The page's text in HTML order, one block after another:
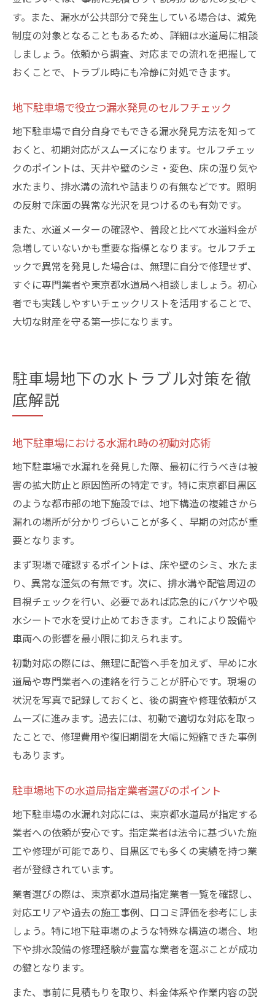
す。また、漏水が公共部分で発生している場合は、減免
制度の対象となることもあるため、詳細は水道局に相談
しましょう。依頼から調査、対応までの流れを把握して
おくことで、トラブル時にも冷静に対処できます。
地下駐車場で役立つ漏水発見のセルフチェック
地下駐車場で自分自身でもできる漏水発見方法を知って
おくと、初期対応がスムーズになります。セルフチェッ
クのポイントは、天井や壁のシミ・変色、床の湿り気や
水たまり、排水溝の流れや詰まりの有無などです。照明
の反射で床面の異常な光沢を見つけるのも有効です。
また、水道メーターの確認や、普段と比べて水道料金が
急増していないかも重要な指標となります。セルフチェ
ックで異常を発見した場合は、無理に自分で修理せず、
すぐに専門業者や東京都水道局へ相談しましょう。初心
者でも実践しやすいチェックリストを活用することで、
大切な財産を守る第一歩になります。
駐車場地下の水トラブル対策を徹
底解説
地下駐車場における水漏れ時の初動対応術
地下駐車場で水漏れを発見した際、最初に行うべきは被
害の拡大防止と原因箇所の特定です。特に東京都目黒区
のような都市部の地下施設では、地下構造の複雑さから
漏れの場所が分かりづらいことが多く、早期の対応が重
要となります。
まず現場で確認するポイントは、床や壁のシミ、水たま
り、異常な湿気の有無です。次に、排水溝や配管周辺の
目視チェックを行い、必要であれば応急的にバケツや吸
水シートで水を受け止めておきます。これにより設備や
車両への影響を最小限に抑えられます。
初動対応の際には、無理に配管へ手を加えず、早めに水
道局や専門業者への連絡を行うことが肝心です。現場の
状況を写真で記録しておくと、後の調査や修理依頼がス
ムーズに進みます。過去には、初動で適切な対応を取っ
たことで、修理費用や復旧期間を大幅に短縮できた事例
もあります。
駐車場地下の水道局指定業者選びのポイント
地下駐車場の水漏れ対応には、東京都水道局が指定する
業者への依頼が安心です。指定業者は法令に基づいた施
工や修理が可能であり、目黒区でも多くの実績を持つ業
者が登録されています。
業者選びの際は、東京都水道局指定業者一覧を確認し、
対応エリアや過去の施工事例、口コミ評価を参考にしま
しょう。特に地下駐車場のような特殊な構造の場合、地
下や排水設備の修理経験が豊富な業者を選ぶことが成功
の鍵となります。
また、事前に見積もりを取り、料金体系や作業内容の説